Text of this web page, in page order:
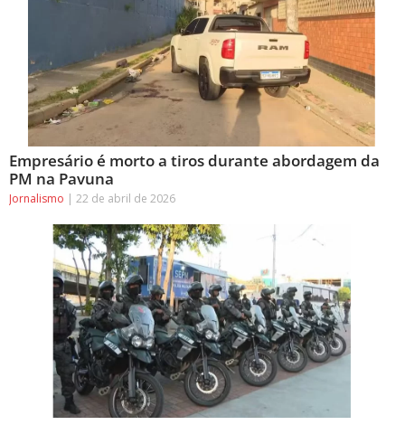
Empresário é morto a tiros durante abordagem da
PM na Pavuna
Jornalismo 22 de abril de 2026